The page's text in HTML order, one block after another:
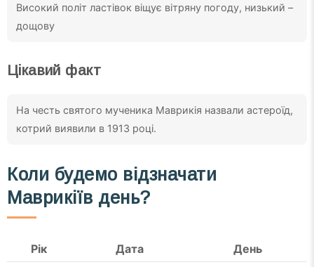
Високий політ ластівок віщує вітряну погоду, низький –
дощову
Цікавий факт
На честь святого мученика Маврикія назвали астероїд,
котрий виявили в 1913 році.
Коли будемо відзначати
Маврикіїв день?
Рік Дата
День